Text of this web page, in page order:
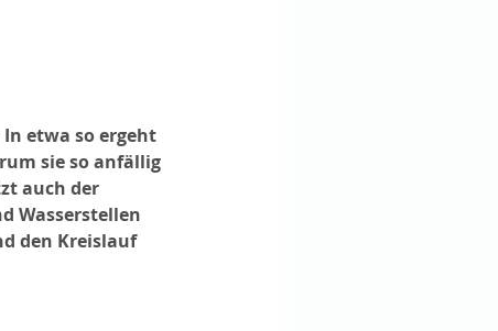
etwa so ergeht
sie so anfällig
auch der
Wasserstellen
den Kreislauf